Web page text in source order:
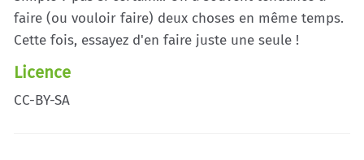
faire (ou vouloir faire) deux choses en même temps.
Cette fois, essayez d'en faire juste une seule !
Licence
CC-BY-SA